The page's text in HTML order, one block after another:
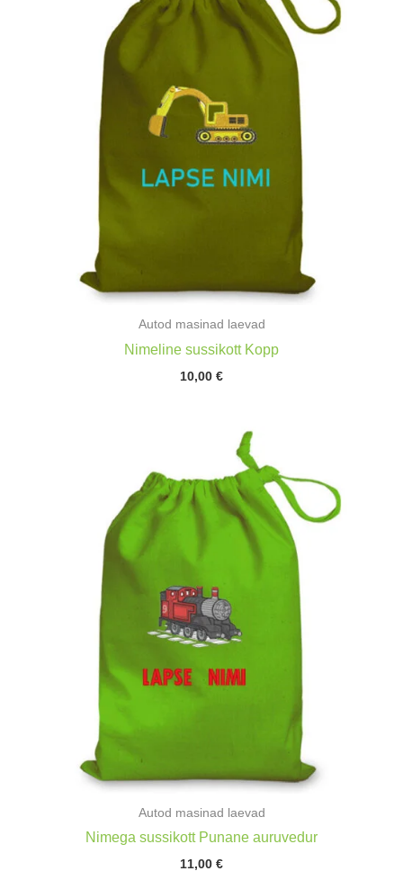
Autod masinad laevad
Nimeline sussikott Kopp
10,00 €
Autod masinad laevad
Nimega sussikott Punane auruvedur
11,00 €